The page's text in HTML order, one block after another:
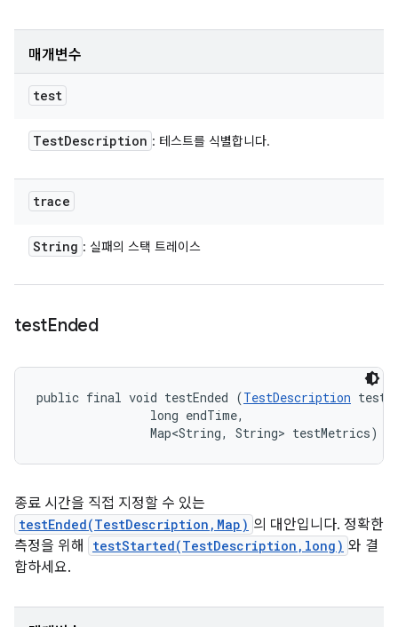
매개변수
test
TestDescription : 테스트를 식별합니다.
trace
String : 실패의 스택 트레이스
testEnded
public final void testEnded (TestDescription
                long endTime,
                Map<String, String> testMetrics)
종료 시간을 직접 지정할 수 있는
testEnded(TestDescription,Map) 의 대안입니다. 정확한
측정을 위해
testStarted(TestDescription,long) 와 결
합하세요.